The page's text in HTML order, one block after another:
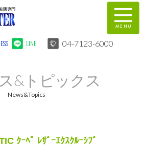
LINE 04-7123-6000
特別作業
&トピックス
News&Topics
ｸｰﾍﾟ ﾚｻﾞｰｴｸｽｸﾙｰｼﾌﾞ